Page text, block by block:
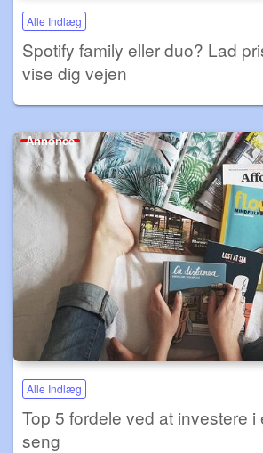
Alle Indlæg
Spotify family eller duo? Lad
vise dig vejen
Annonce
Alle Indlæg
Top 5 fordele ved at investere i
seng